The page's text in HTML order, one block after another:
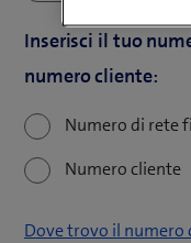
Inserisci il tuo
numero cliente:
Numero di rete
Numero cliente
Dove trovo il numero